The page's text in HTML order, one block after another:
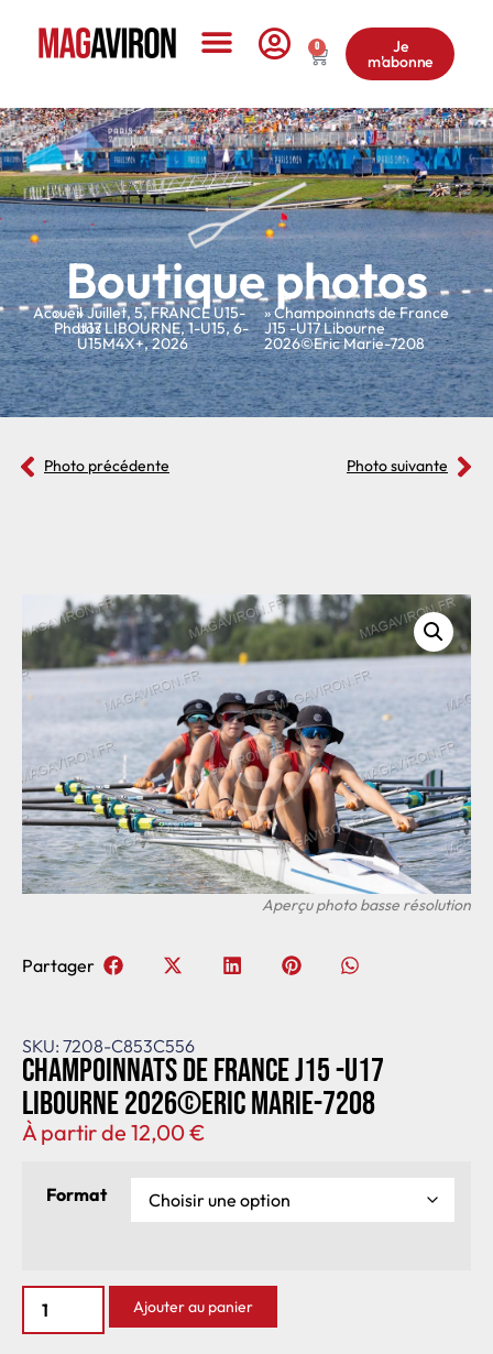
0 Je
m'abonne
Boutique photos
Accueil
»
Photos
»Juillet,5,FRANCE U15-
U17 LIBOURNE,1-U15,6-
U15M4X+,2026
» Champoinnats de France
J15 -U17 Libourne
2026©Eric Marie-7208
Photo précédente Photo suivante
SKU: 7208-C853C556
Champoinnats de France J15 -U17
Libourne 2026©Eric Marie-7208
À partir de 12,00€
Format
Ajouter au panier
Partager